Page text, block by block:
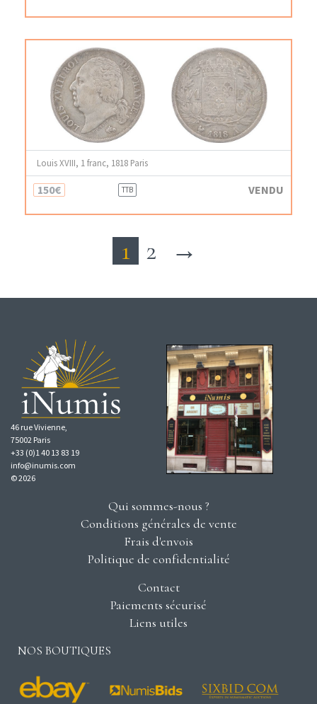
Louis XVIII, 1 franc, 1818 Paris
150€ TTB VENDU
1 2 →
46 rue Vivienne,
75002 Paris
+33 (0)1 40 13 83 19
info@inumis.com
© 2026
Qui sommes-nous ?
Conditions générales de vente
Frais d'envois
Politique de confidentialité
Contact
Paiements sécurisé
Liens utiles
NOS BOUTIQUES